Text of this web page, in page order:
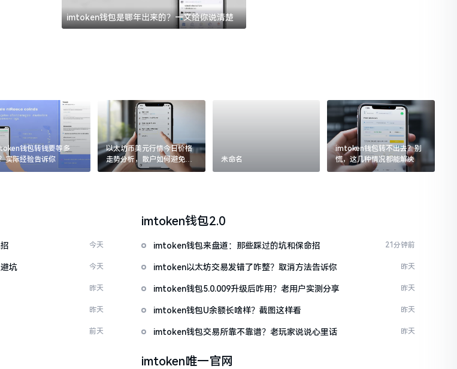
imtoken钱包是哪年出来的？一文给你说清楚
钱包转钱要等多
实际经验告诉你
以太坊币美元行情今日价格
走势分析，散户如何避免追
涨杀跌被套牢
未命名
imtoken钱包转不出去？别
慌，这几种情况都能解决
今天
坑 今天
昨天
昨天
前天
imtoken钱包2.0
imtoken钱包来盘道：那些踩过的坑和保命招 21分钟前
imtoken以太坊交易发错了咋整？取消方法告诉你 昨天
imtoken钱包5.0.009升级后咋用？老用户实测分享 昨天
imtoken钱包U余额长啥样？截图这样看 昨天
imtoken钱包交易所靠不靠谱？老玩家说说心里话 昨天
imtoken唯一官网